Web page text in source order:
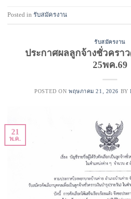
Posted in รับสมัครงาน
รับสมัครงาน
ประกาศผลลูกจ้างชั่วครา
25พค.69
POSTED ON พฤษภาคม 21, 2026 BY
21
พ.ค.